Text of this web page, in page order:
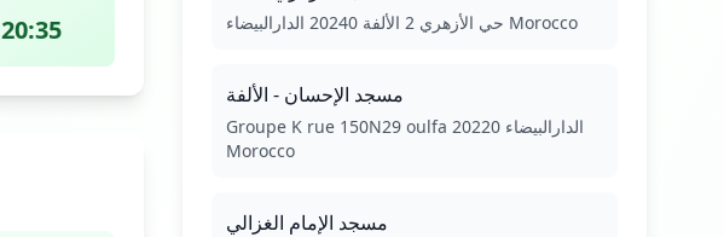
20:35 حي الأزهري 2 الألفة 20240 الدارالبيضاء Morocco
مسجد الإحسان - الألفة
Groupe K rue 150N29 oulfa 20220 الدارالبيضاء
Morocco
مسجد الإمام الغزالي